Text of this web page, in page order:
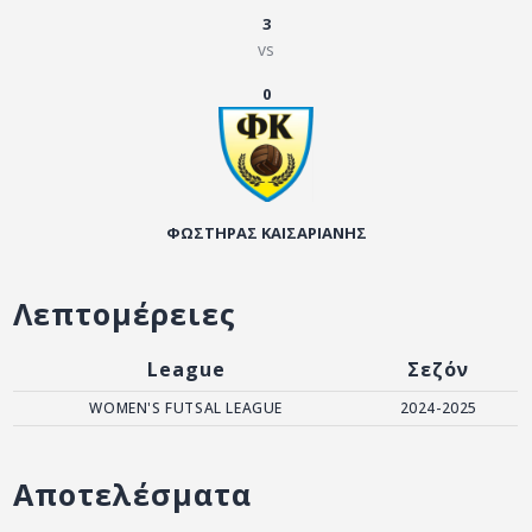
3
vs
0
ΦΩΣΤΗΡΑΣ ΚΑΙΣΑΡΙΑΝΗΣ
Λεπτομέρειες
League Σεζόν
WOMEN'S FUTSAL LEAGUE 2024-2025
Αποτελέσματα